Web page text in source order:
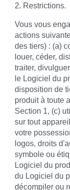
2. Restrictions.
Vous vous
actions
des tiers) : (a)
louer, céder,
traiter,
le Logiciel du
disposition de
produit à toute
Section 1, (c)
sur tout
votre
logos, droits
symbole ou
Logiciel du
du Logiciel du
décompiler ou